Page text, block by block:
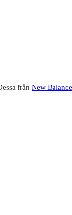
från New Balance